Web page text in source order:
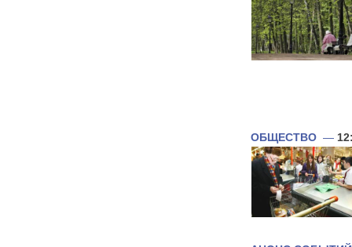
ОБЩЕСТВО —